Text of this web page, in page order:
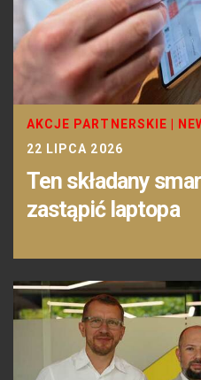
AKCJE PARTNERSKIE
22 LIPCA 2026
Ten składany
zastąpić laptopa